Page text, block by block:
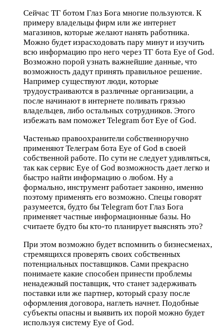
Сейчас ТГ ботом Глаз Бога многие пользуются. К
примеру владельцы фирм или же интернет
магазинов, которые желают нанять работника.
Можно будет израсходовать пару минут и изучить
всю информацию про него через ТГ бота Eye of God.
Возможно порой узнать важнейшие данные, что
возможность дадут принять правильное решение.
Например существуют люди, которые
трудоустраиваются в различные организации, а
после начинают в интернете поливать грязью
владельцев, либо остальных сотрудников. Этого
избежать вам поможет Telegram бот Eye of God.
Частенько правоохранители собственноручно
применяют Телеграм бота Eye of God в своей
собственной работе. По сути не следует удивляться,
так как сервис Eye of God возможность дает легко и
быстро найти информацию о любом. Ну а
формально, инструмент работает законно, именно
поэтому применять его возможно. Спецы говорят
разумеется, будто бы Telegram бот Глаз Бога
применяет частные информационные базы. Но
считаете будто бы кто-то планирует выяснять это?
При этом возможно будет вспомнить о бизнесменах,
стремящихся проверять своих собственных
потенциальных поставщиков. Сами прекрасно
понимаете какие способен принести проблемы
ненадежный поставщик, что станет задерживать
поставки или же партнер, который сразу после
оформления договора, наглеть начнет. Подобные
субъекты опасны и выявить их порой можно будет
используя систему Eye of God.